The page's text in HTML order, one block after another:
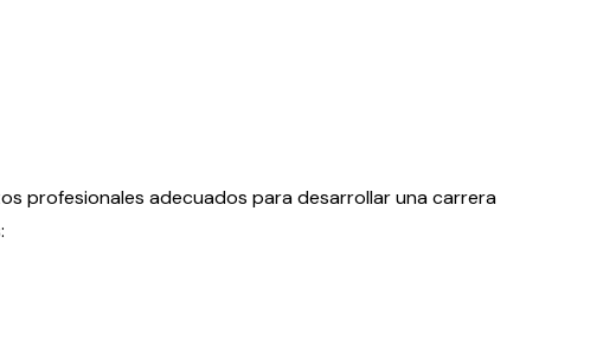
profesionales adecuados para desarrollar una carrera